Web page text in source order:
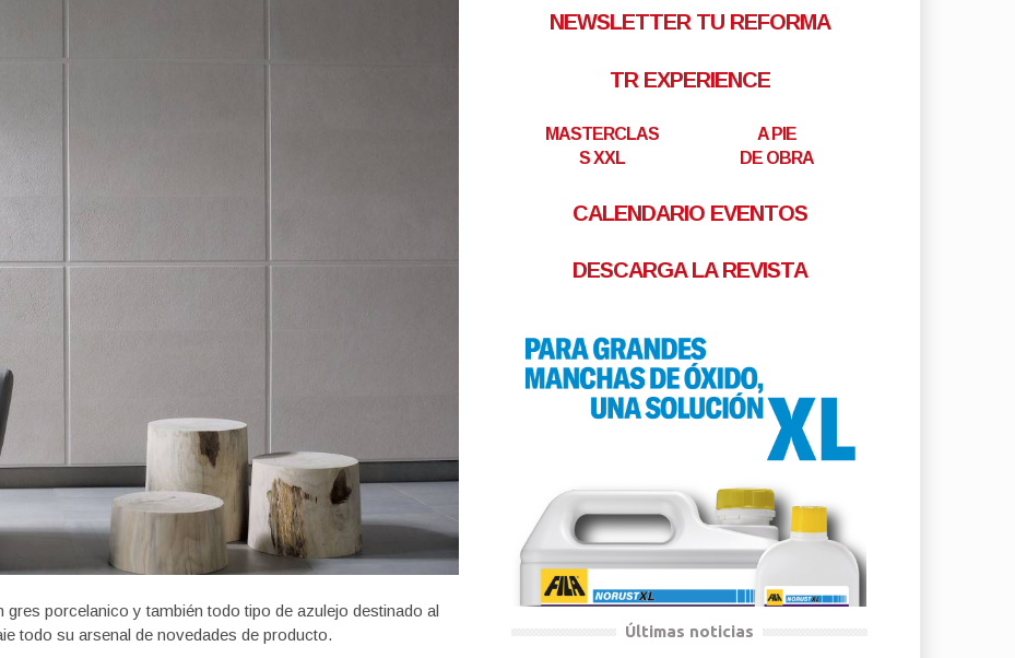
gres porcelanico y también todo tipo de azulejo destinado al
todo su arsenal de novedades de producto.
NEWSLETTER TU REFORMA
TR EXPERIENCE
MASTERCLAS
S XXL
A PIE
DE OBRA
CALENDARIO EVENTOS
DESCARGA LA REVISTA
Últimas noticias